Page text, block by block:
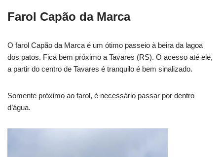
Farol Capão da Marca
O farol Capão da Marca é um ótimo passeio à beira da lagoa
dos patos. Fica bem próximo a Tavares (RS). O acesso até ele,
a partir do centro de Tavares é tranquilo é bem sinalizado.
Somente próximo ao farol, é necessário passar por dentro
d’água.